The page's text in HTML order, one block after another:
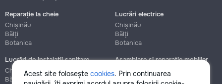
Acest site folosește cookies. Prin continuarea
Reparație la cheie
Chișinău
Bălți
Botanica
Lucrări electrice
Chișinău
Bălți
Botanica
Lucrări de instalații sanitare
Chișinău
Bălți
Asamblare și reparație mobilier
Chișinău